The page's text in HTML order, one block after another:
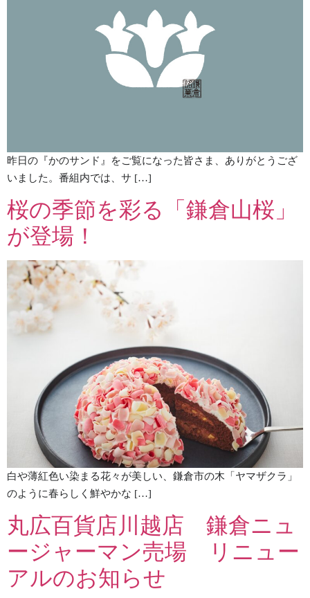
昨日の『かのサンド』をご覧になった皆さま、ありがとうござ
いました。番組内では、サ […]
桜の季節を彩る「鎌倉山桜」
が登場！
白や薄紅色い染まる花々が美しい、鎌倉市の木「ヤマザクラ」
のように春らしく鮮やかな […]
丸広百貨店川越店 鎌倉ニュ
ージャーマン売場 リニュー
アルのお知らせ